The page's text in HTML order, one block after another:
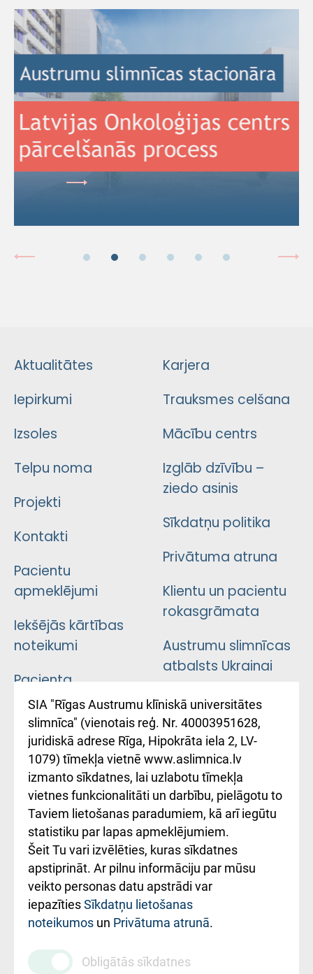
Aktualitātes
Iepirkumi
Izsoles
Telpu noma
Projekti
Kontakti
Pacientu
apmeklējumi
Iekšējās kārtības
noteikumi
Pacienta
atsauksmju/sūdzību
iesniegšanas
kārtība
Kā pie mums nokļūt
Rēķinu apmaksas
ceļvedis
Rekvizīti un
ārstniecības
iestādes kods
010000234
Maksas
Karjera
Trauksmes celšana
Mācību centrs
Izglāb dzīvību –
ziedo asinis
Sīkdatņu politika
Privātuma atruna
Klientu un pacientu
rokasgrāmata
Austrumu slimnīcas
atbalsts Ukrainai
Підтримка Східної
лікарні та співпраця з
Україною
SIA "Rīgas Austrumu klīniskā universitātes
slimnīca" (vienotais reģ. Nr. 40003951628,
juridiskā adrese Rīga, Hipokrāta iela 2, LV-
1079) tīmekļa vietnē www.aslimnica.lv
izmanto sīkdatnes, lai uzlabotu tīmekļa
vietnes funkcionalitāti un darbību, pielāgotu to
Taviem lietošanas paradumiem, kā arī iegūtu
statistiku par lapas apmeklējumiem.
Šeit Tu vari izvēlēties, kuras sīkdatnes
apstiprināt. Ar pilnu informāciju par mūsu
veikto personas datu apstrādi var
iepazītiesSīkdatņu lietošanas
noteikumos un Privātuma atrunā.
Obligātās sīkdatnes